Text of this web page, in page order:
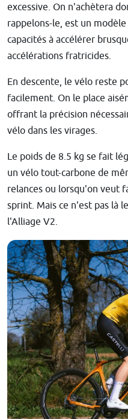
excessive. On n'achètera
rappelons-le, est un
capacités à accélérer
accélérations fratricides.
En descente, le vélo reste
facilement. On le place
offrant la précision
vélo dans les virages.
Le poids de 8.5 kg se fait
un vélo tout-carbone de
relances ou lorsqu'on veut
sprint. Mais ce n'est pas là
l'Alliage V2.